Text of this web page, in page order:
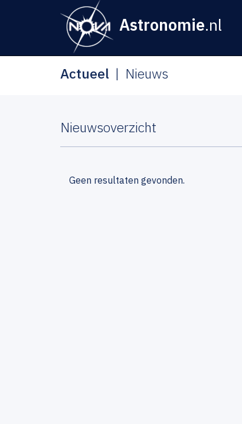
Astronomie.nl
Actueel Nieuws
Nieuwsoverzicht
Geen resultaten gevonden.